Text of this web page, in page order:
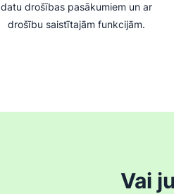
datu drošības pasākumiem un ar
drošību saistītajām funkcijām.
Vai